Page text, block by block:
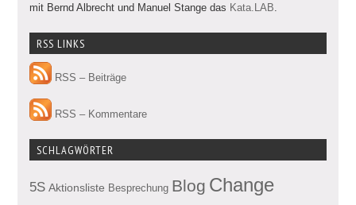
mit Bernd Albrecht und Manuel Stange das Kata.LAB
RSS LINKS
RSS – Beiträge
RSS – Kommentare
SCHLAGWÖRTER
5S Aktionsliste Besprechung Blog Change